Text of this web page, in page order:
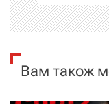
ц
і
я
з
Вам також